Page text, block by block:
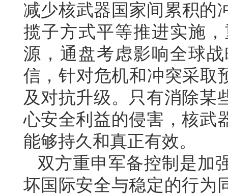
减少核武器国家间累积
揽子方式平等推进实施
源，通盘考虑影响全球
信，针对危机和冲突采取
及对抗升级。只有消除某
心安全利益的侵害，核武
能够持久和真正有效。
双方重申军备控制是加
坏国际安全与稳定的行为